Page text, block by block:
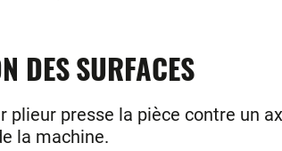
DES SURFACES
plieur presse la pièce contre un
la machine.